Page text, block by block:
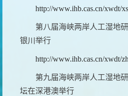
http://www.ihb.cas.cn/xwdt/
第八届海峡两岸人工湿地
银川举行
http://www.ihb.cas.cn/xwdt/
第九届海峡两岸人工湿地
坛在深港澳举行